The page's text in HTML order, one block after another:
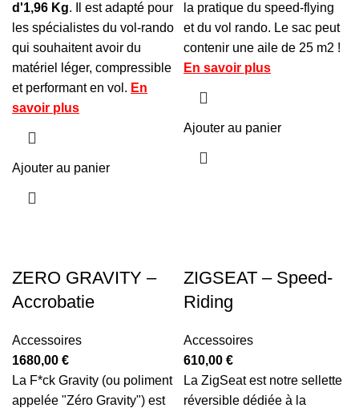
d'1,96 Kg. Il est adapté pour
les spécialistes du vol-rando
qui souhaitent avoir du
matériel léger, compressible
et performant en vol. En
savoir plus
Ajouter au panier
la pratique du speed-flying
et du vol rando. Le sac peut
contenir une aile de 25 m2 !
En savoir plus
Ajouter au panier
ZERO GRAVITY –
Accrobatie
Accessoires
1680,00 €
La F*ck Gravity (ou poliment
appelée "Zéro Gravity") est
ZIGSEAT – Speed-
Riding
Accessoires
610,00 €
La ZigSeat est notre sellette
réversible dédiée à la